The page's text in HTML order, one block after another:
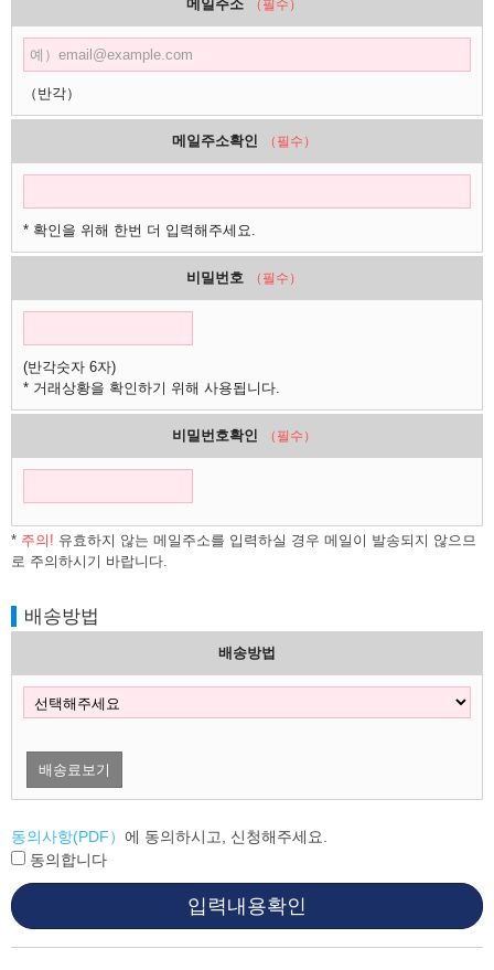
메일주소 （필수）
（반각）
메일주소확인 （필수）
* 확인을 위해 한번 더 입력해주세요.
비밀번호 （필수）
(반각숫자 6자)
* 거래상황을 확인하기 위해 사용됩니다.
비밀번호확인 （필수）
* 주의! 유효하지 않는 메일주소를 입력하실 경우 메일이 발송되지 않으므
로 주의하시기 바랍니다.
배송방법
배송방법
배송료보기
동의사항(PDF） 에 동의하시고, 신청해주세요.
동의합니다
입력내용확인